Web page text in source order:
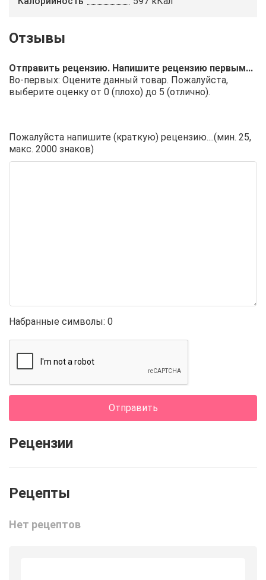
Отправить рецензию. Напишите рецензию первым...
Во-первых: Оцените данный товар. Пожалуйста,
выберите оценку от 0 (плохо) до 5 (отлично).
Пожалуйста напишите (краткую) рецензию....(мин. 25,
макс. 2000 знаков)
Набранные символы: 0
Отправить
Рецензии
Нет рецептов